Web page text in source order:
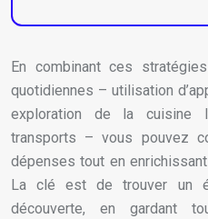
En combinant ces
quotidiennes – utilisation
exploration de la cuisine
transports – vous pouvez
dépenses tout en
La clé est de trouver un
découverte, en gardant